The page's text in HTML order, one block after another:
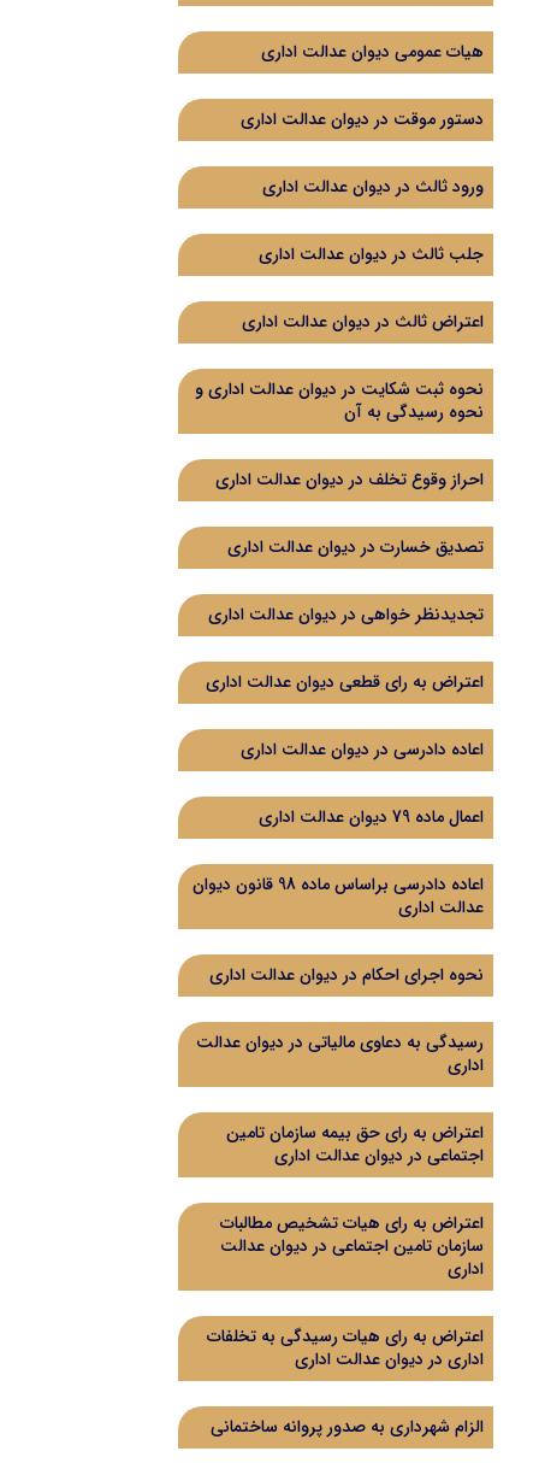
هیات عمومی دیوان عدالت اداری
دستور موقت در دیوان عدالت اداری
ورود ثالث در دیوان عدالت اداری
جلب ثالث در دیوان عدالت اداری
اعتراض ثالث در دیوان عدالت اداری
نحوه ثبت شکایت در دیوان عدالت اداری و
نحوه رسیدگی به آن
احراز وقوع تخلف در دیوان عدالت اداری
تصدیق خسارت در دیوان عدالت اداری
تجدیدنظر خواهی در دیوان عدالت اداری
اعتراض به رای قطعی دیوان عدالت اداری
اعاده دادرسی در دیوان عدالت اداری
اعمال ماده 79 دیوان عدالت اداری
اعاده دادرسی براساس ماده 98 قانون دیوان
عدالت اداری
نحوه اجرای احکام در دیوان عدالت اداری
رسیدگی به دعاوی مالیاتی در دیوان عدالت
اداری
اعتراض به رای حق بیمه سازمان تامین
اجتماعی در دیوان عدالت اداری
اعتراض به رای هیات تشخیص مطالبات
سازمان تامین اجتماعی در دیوان عدالت
اداری
اعتراض به رای هیات رسیدگی به تخلفات
اداری در دیوان عدالت اداری
الزام شهرداری به صدور پروانه ساختمانی